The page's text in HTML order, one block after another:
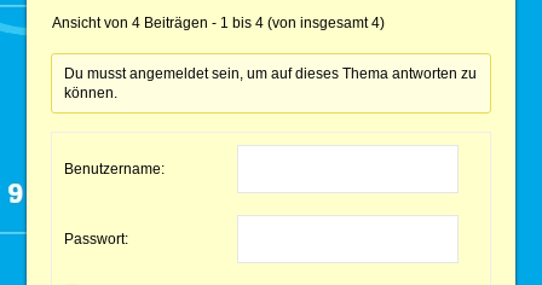
Ansicht von 4 Beiträgen - 1 bis 4 (von insgesamt 4)
Du musst angemeldet sein, um auf dieses Thema antworten zu
können.
Benutzername:
Passwort: